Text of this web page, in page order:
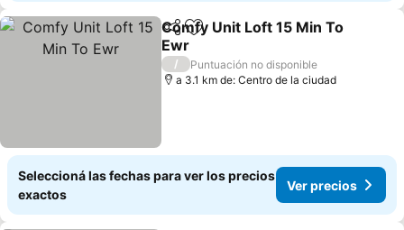
CompartirAñadir a favoritos
Comfy Unit Loft 15 Min To
Ewr
Ver precios
/
Puntuación no disponible
a 3.1 km de: Centro de la ciudad
Seleccioná las fechas para ver los precios
exactos
Ver precios